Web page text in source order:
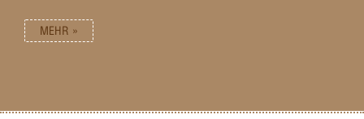
MEHR »